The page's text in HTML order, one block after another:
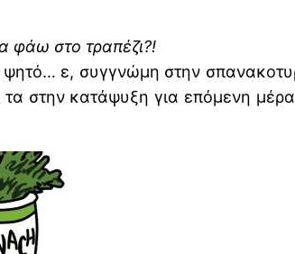
φάω στο τραπέζι?!
ε, συγγνώμη στην
στην κατάψυξη για επόμενη